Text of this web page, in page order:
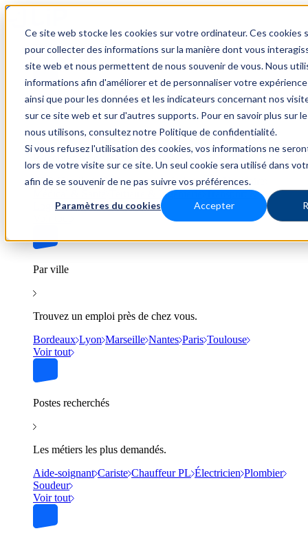
Ce site web stocke les cookies sur votre ordinateur. Ces cookies
pour collecter des informations sur la manière dont vous
site web et nous permettent de nous souvenir de vous. Nous
informations afin d'améliorer et de personnaliser votre
ainsi que pour les données et les indicateurs concernant nos
sur ce site web et sur d'autres supports. Pour en savoir plus sur
nous utilisons, consultez notre Politique de confidentialité.
Si vous refusez l'utilisation des cookies, vos informations ne
lors de votre visite sur ce site. Un seul cookie sera utilisé dans
afin de se souvenir de ne pas suivre vos préférences.
Paramètres du cookies Accepter
Trouver un emploi
Par secteur
BTP Hôtellerie & Restauration Industrie & Nucléaire
Tertiaire & Ingénierie Transport &
Logistique
Par ville
Trouvez un emploi près de chez vous.
Bordeaux Lyon Marseille Nantes Paris Toulouse
Voir tout
Postes recherchés
Les métiers les plus demandés.
Aide-soignant Cariste Chauffeur PL Électricien Plombier
Soudeur
Voir tout